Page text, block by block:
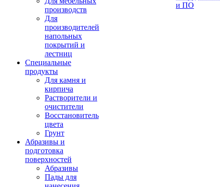
производств
Для
производителей
напольных
покрытий и
лестниц
Специальные
продукты
Для камня и
кирпича
Растворители и
очистители
Восстановитель
цвета
Грунт
Абразивы и
подготовка
поверхностей
Абразивы
Пады для
и ПО